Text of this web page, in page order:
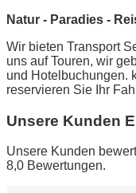
Natur - Paradies -
Wir bieten Transport
uns auf Touren, wir
und Hotelbuchungen.
reservieren Sie Ihr
Unsere Kunden
Unsere Kunden
8,0 Bewertungen.